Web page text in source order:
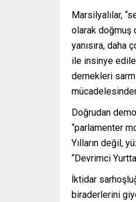
Marsilyalılar,
olarak doğmuş
yanısıra, daha
ile insinye
dernekleri
Doğrudan
“parlamenter
Yılların değil,
“Devrimci
İktidar
biraderlerini